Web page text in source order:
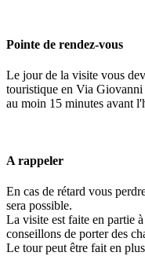
Pointe de rendez-vous
Le jour de la visite vous
touristique en Via
au moin 15 minutes avant
A rappeler
En cas de rétard vous
sera possible.
La visite est faite en partie
conseillons de porter des
Le tour peut être fait en